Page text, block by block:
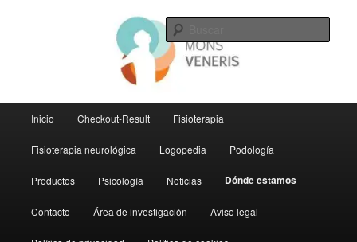
Gabinete Mons Veneris
principal
Inicio Checkout-Result Fisioterapia
Fisioterapia neurológica Logopedia Podología
Productos Psicología Noticias Dónde estamos
Contacto Área de investigación Aviso legal